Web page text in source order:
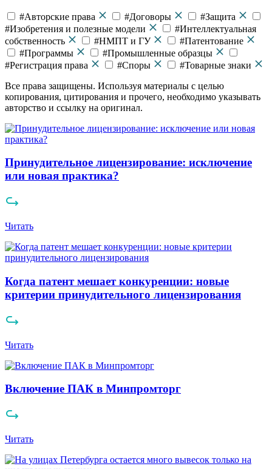
#Авторские права #Договоры
#Защита
#Изобретения и полезные модели
#Интеллектуальная
собственность
#НМПТ и ГУ
#Патентование
#Программы
#Промышленные образцы
#Регистрация права
#Споры
#Товарные знаки
Все права защищены. Используя материалы с целью
копирования, цитирования и прочего, необходимо указывать
авторство и ссылку на оригинал.
Принудительное лицензирование: исключение
или новая практика?
Читать
Когда патент мешает конкуренции: новые
критерии принудительного лицензирования
Читать
Включение ПАК в Минпромторг
Читать